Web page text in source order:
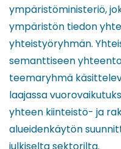
ympäristöministeriö,
ympäristön tiedon
yhteistyöryhmän.
semanttiseen
teemaryhmä
laajassa
yhteen kiinteistö- ja
alueidenkäytön